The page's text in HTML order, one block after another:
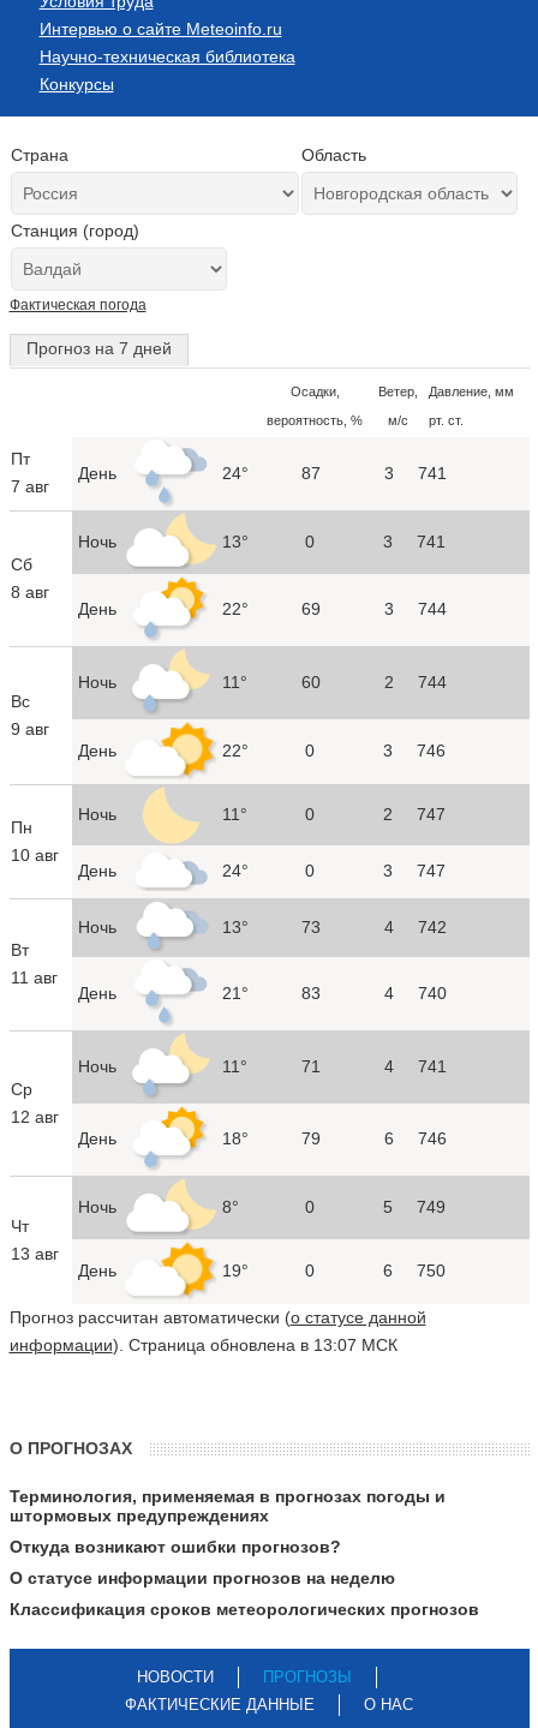
Интервью о сайте Meteoinfo.ru
Научно-техническая библиотека
Конкурсы
Страна Область
Станция (город)
Фактическая погода
Прогноз на 7 дней
Осадки,
вероятность, %
Ветер,
м/с
Давление, мм
рт. ст.
Пт
7 авг
День 24° 87 3 741
Сб
8 авг
Ночь 13° 0 3 741
День 22° 69 3 744
Вс
9 авг
Ночь 11° 60 2 744
День 22° 0 3 746
Пн
10 авг
Ночь 11° 0 2 747
День 24° 0 3 747
Вт
11 авг
Ночь 13° 73 4 742
День 21° 83 4 740
Ср
12 авг
Ночь 11° 71 4 741
День 18° 79 6 746
Чт
13 авг
Ночь 8° 0 5 749
День 19° 0 6 750
Прогноз рассчитан автоматически (о статусе данной
информации). Страница обновлена в 13:07 МСК
О ПРОГНОЗАХ
Терминология, применяемая в прогнозах погоды и
штормовых предупреждениях
Откуда возникают ошибки прогнозов?
О статусе информации прогнозов на неделю
Классификация сроков метеорологических прогнозов
НОВОСТИ
ПРОГНОЗЫ
ФАКТИЧЕСКИЕ ДАННЫЕ
О НАС